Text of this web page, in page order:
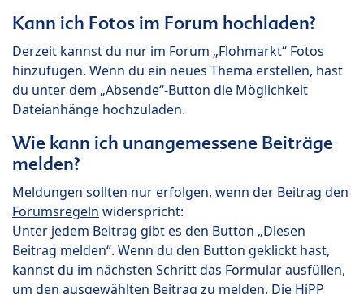
Kann ich Fotos im Forum hochladen?
Derzeit kannst du nur im Forum „Flohmarkt“ Fotos
hinzufügen. Wenn du ein neues Thema erstellen, hast
du unter dem „Absende“-Button die Möglichkeit
Dateianhänge hochzuladen.
Wie kann ich unangemessene Beiträge
melden?
Meldungen sollten nur erfolgen, wenn der Beitrag den
Forumsregeln widerspricht:
Unter jedem Beitrag gibt es den Button „Diesen
Beitrag melden“. Wenn du den Button geklickt hast,
kannst du im nächsten Schritt das Formular ausfüllen,
um den ausgewählten Beitrag zu melden. Die HiPP